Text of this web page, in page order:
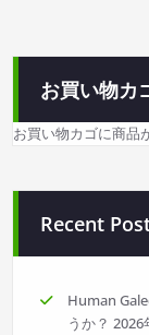
の
ジ
お買い物カ
お買い物カゴに商品
Recent
Human
うか？ 2026